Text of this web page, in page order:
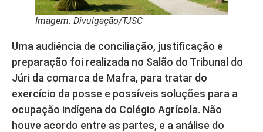
Imagem: Divulgação/TJSC
Uma audiência de conciliação, justificação e
preparação foi realizada no Salão do Tribunal do
Júri da comarca de Mafra, para tratar do
exercício da posse e possíveis soluções para a
ocupação indígena do Colégio Agrícola. Não
houve acordo entre as partes, e a análise do